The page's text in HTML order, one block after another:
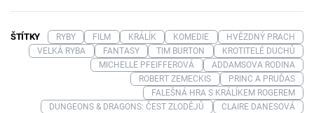
ŠTÍTKY RYBY FILM KRÁLÍK KOMEDIE
HVĚZDNÝ PRACH
VELKÁ RYBA
FANTASY TIM BURTON
KROTITELÉ DUCHŮ
MICHELLE PFEIFFEROVÁ
ADDAMSOVA RODINA
ROBERT ZEMECKIS
PRINC A PRUĎAS
FALEŠNÁ HRA S KRÁLÍKEM ROGEREM
DUNGEONS & DRAGONS: ČEST ZLODĚJŮ
CLAIRE DANESOVÁ